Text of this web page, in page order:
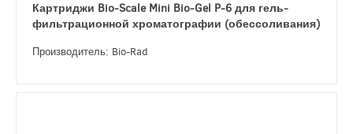
Картриджи Bio-Scale Mini Bio-Gel P-6 для гель-
фильтрационной хроматографии (обессоливания)
Производитель: Bio-Rad